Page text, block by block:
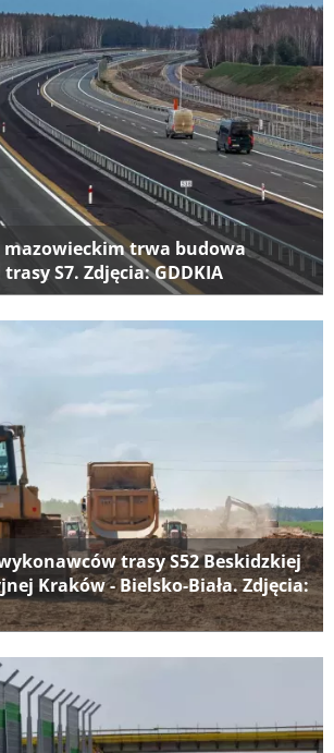
mazowieckim trwa budowa
S7. Zdjęcia: GDDKIA
trasy S52 Beskidzkiej
Kraków - Bielsko-Biała. Zdjęcia: